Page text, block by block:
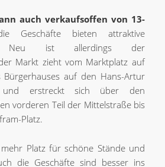
auch verkaufsoffen von 13-
Geschäfte bieten attraktive
Neu ist allerdings der
Markt zieht vom Marktplatz auf
Bürgerhauses auf den Hans-Artur
und erstreckt sich über den
vorderen Teil der Mittelstraße bis
Platz.
Platz für schöne Stände und
die Geschäfte sind besser ins